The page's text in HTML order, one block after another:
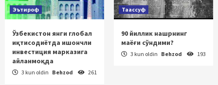
Эътироф
Ўзбекистон янги глобал
иқтисодиётда ишончли
инвестиция марказига
айланмоқда
3 kun oldin Behzod 261
Таассуф
90 йиллик нашрнинг
маёғи сўндими?
3 kun oldin Behzod 193